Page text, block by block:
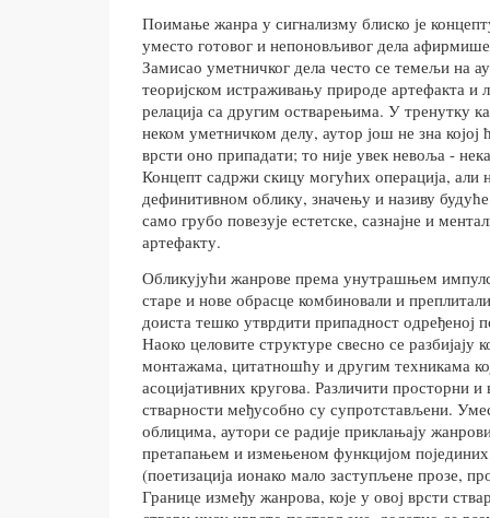
Поимање жанра у сигнализму блиско је
уместо готовог и непоновљивог дела
Замисао уметничког дела често се темељи на
теоријском истраживању природе артефакта и
релација са другим остварењима. У тренутку
неком уметничком делу, аутор још не зна којој
врсти оно припадати; то није увек невоља -
Концепт садржи скицу могућих операција, али
дефинитивном облику, значењу и називу
само грубо повезује естетске, сазнајне и
артефакту.
Обликујући жанрове према унутрашњем
старе и нове обрасце комбиновали и
доиста тешко утврдити припадност одређеној
Наоко целовите структуре свесно се разбијају
монтажама, цитатношћу и другим техникама
асоцијативних кругова. Различити просторни
стварности међусобно су супротстављени.
облицима, аутори се радије приклањају
претапањем и измењеном функцијом
(поетизација ионако мало заступљене прозе,
Границе између жанрова, које у овој врсти